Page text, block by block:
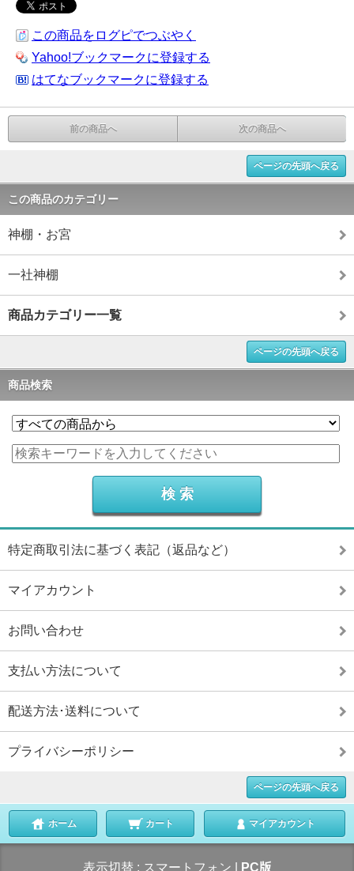
この商品をログピでつぶやく
Yahoo!ブックマークに登録する
はてなブックマークに登録する
前の商品へ 次の商品へ
ページの先頭へ戻る
この商品のカテゴリー
神棚・お宮
一社神棚
商品カテゴリー一覧
ページの先頭へ戻る
商品検索
特定商取引法に基づく表記（返品など）
マイアカウント
お問い合わせ
支払い方法について
配送方法･送料について
プライバシーポリシー
ページの先頭へ戻る
ホーム カート マイアカウント
表示切替 : スマートフォン PC版